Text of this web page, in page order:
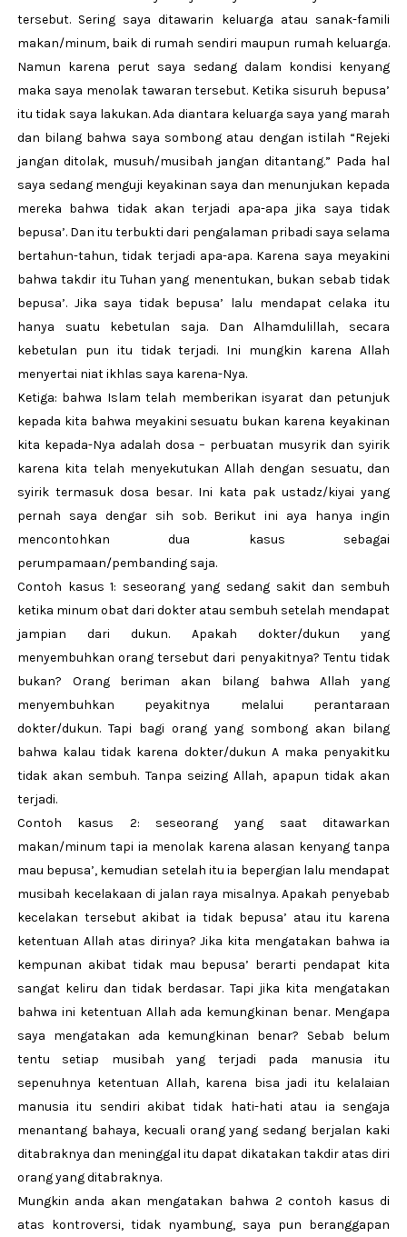
tersebut. Sering saya ditawarin keluarga atau sanak-famili
makan/minum, baik di rumah sendiri maupun rumah keluarga.
Namun karena perut saya sedang dalam kondisi kenyang
maka saya menolak tawaran tersebut. Ketika sisuruh bepusa’
itu tidak saya lakukan. Ada diantara keluarga saya yang marah
dan bilang bahwa saya sombong atau dengan istilah “Rejeki
jangan ditolak, musuh/musibah jangan ditantang.” Pada hal
saya sedang menguji keyakinan saya dan menunjukan kepada
mereka bahwa tidak akan terjadi apa-apa jika saya tidak
bepusa’. Dan itu terbukti dari pengalaman pribadi saya selama
bertahun-tahun, tidak terjadi apa-apa. Karena saya meyakini
bahwa takdir itu Tuhan yang menentukan, bukan sebab tidak
bepusa’. Jika saya tidak bepusa’ lalu mendapat celaka itu
hanya suatu kebetulan saja. Dan Alhamdulillah, secara
kebetulan pun itu tidak terjadi. Ini mungkin karena Allah
menyertai niat ikhlas saya karena-Nya.
Ketiga: bahwa Islam telah memberikan isyarat dan petunjuk
kepada kita bahwa meyakini sesuatu bukan karena keyakinan
kita kepada-Nya adalah dosa – perbuatan musyrik dan syirik
karena kita telah menyekutukan Allah dengan sesuatu, dan
syirik termasuk dosa besar. Ini kata pak ustadz/kiyai yang
pernah saya dengar sih sob. Berikut ini aya hanya ingin
mencontohkan dua kasus sebagai
perumpamaan/pembanding saja.
Contoh kasus 1: seseorang yang sedang sakit dan sembuh
ketika minum obat dari dokter atau sembuh setelah mendapat
jampian dari dukun. Apakah dokter/dukun yang
menyembuhkan orang tersebut dari penyakitnya? Tentu tidak
bukan? Orang beriman akan bilang bahwa Allah yang
menyembuhkan peyakitnya melalui perantaraan
dokter/dukun. Tapi bagi orang yang sombong akan bilang
bahwa kalau tidak karena dokter/dukun A maka penyakitku
tidak akan sembuh. Tanpa seizing Allah, apapun tidak akan
terjadi.
Contoh kasus 2: seseorang yang saat ditawarkan
makan/minum tapi ia menolak karena alasan kenyang tanpa
mau bepusa’, kemudian setelah itu ia bepergian lalu mendapat
musibah kecelakaan di jalan raya misalnya. Apakah penyebab
kecelakan tersebut akibat ia tidak bepusa’ atau itu karena
ketentuan Allah atas dirinya? Jika kita mengatakan bahwa ia
kempunan akibat tidak mau bepusa’ berarti pendapat kita
sangat keliru dan tidak berdasar. Tapi jika kita mengatakan
bahwa ini ketentuan Allah ada kemungkinan benar. Mengapa
saya mengatakan ada kemungkinan benar? Sebab belum
tentu setiap musibah yang terjadi pada manusia itu
sepenuhnya ketentuan Allah, karena bisa jadi itu kelalaian
manusia itu sendiri akibat tidak hati-hati atau ia sengaja
menantang bahaya, kecuali orang yang sedang berjalan kaki
ditabraknya dan meninggal itu dapat dikatakan takdir atas diri
orang yang ditabraknya.
Mungkin anda akan mengatakan bahwa 2 contoh kasus di
atas kontroversi, tidak nyambung, saya pun beranggapan